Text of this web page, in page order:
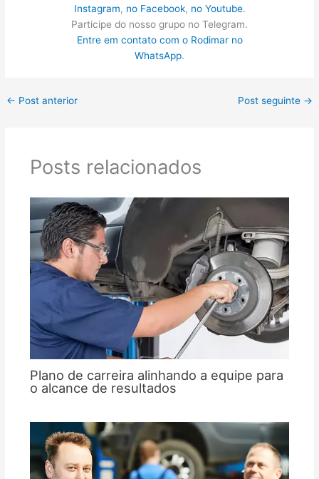
Instagram, no Facebook, no Youtube.
Participe do nosso grupo no Telegram.
Entre em contato com o Rodimar no
WhatsApp.
← Post anterior Post seguinte →
Posts relacionados
Plano de carreira alinhando a equipe para
o alcance de resultados